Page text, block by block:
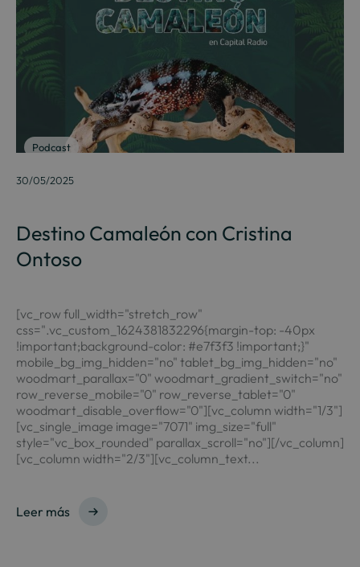
Podcast
30/05/2025
Destino Camaleón con Cristina
Ontoso
[vc_row full_width="stretch_row"
css=".vc_custom_1624381832296{margin-top: -40px
!important;background-color: #e7f3f3 !important;}"
mobile_bg_img_hidden="no" tablet_bg_img_hidden="no"
woodmart_parallax="0" woodmart_gradient_switch="no"
row_reverse_mobile="0" row_reverse_tablet="0"
woodmart_disable_overflow="0"][vc_column width="1/3"]
[vc_single_image image="7071" img_size="full"
style="vc_box_rounded" parallax_scroll="no"][/vc_column]
[vc_column width="2/3"][vc_column_text...
Leer más